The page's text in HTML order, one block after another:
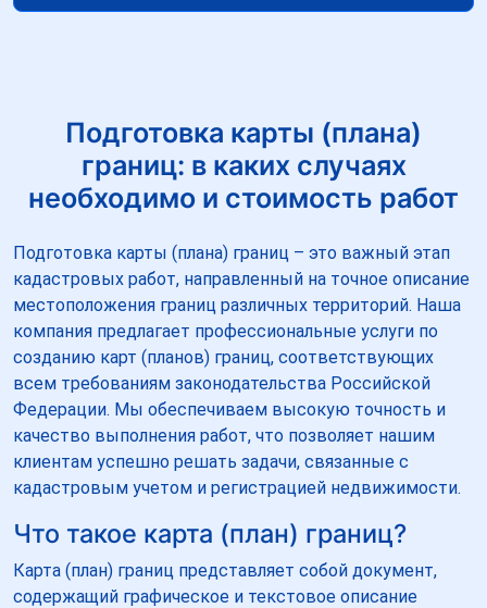
Подготовка карты (плана)
границ: в каких случаях
необходимо и стоимость работ
Подготовка карты (плана) границ – это важный этап
кадастровых работ, направленный на точное описание
местоположения границ различных территорий. Наша
компания предлагает профессиональные услуги по
созданию карт (планов) границ, соответствующих
всем требованиям законодательства Российской
Федерации. Мы обеспечиваем высокую точность и
качество выполнения работ, что позволяет нашим
клиентам успешно решать задачи, связанные с
кадастровым учетом и регистрацией недвижимости.
Что такое карта (план) границ?
Карта (план) границ представляет собой документ,
содержащий графическое и текстовое описание